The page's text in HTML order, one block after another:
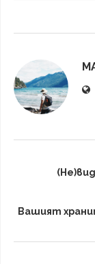
Вашият